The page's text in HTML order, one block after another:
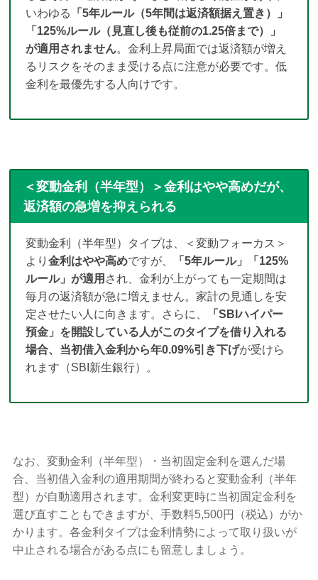
いわゆる
「5年ルール（5年間は返済額据え置き）」
「125%ルール（見直し後も従前の1.25倍まで）」
が適用されません。金利上昇局面では返済額が増え
るリスクをそのまま受ける点に注意が必要です。低
金利を最優先する人向けです。
＜変動金利（半年型）＞金利はやや高めだが、
返済額の急増を抑えられる
変動金利（半年型）タイプは、＜変動フォーカス＞
より金利はやや高めですが、
「5年ルール」「125%
ルール」が適用 され、金利が上がっても一定期間は
毎月の返済額が急に増えません。家計の見通しを安
定させたい人に向きます。さらに、
「SBIハイパー
預金」を開設している人がこのタイプを借り入れる
場合、当初借入金利から年0.09%引き下げが受けら
れます（SBI新生銀行）。
なお、変動金利（半年型）・当初固定金利を選んだ場
合、当初借入金利の適用期間が終わると変動金利（半年
型）が自動適用されます。金利変更時に当初固定金利を
選び直すこともできますが、手数料5,500円（税込）がか
かります。各金利タイプは金利情勢によって取り扱いが
中止される場合がある点にも留意しましょう。